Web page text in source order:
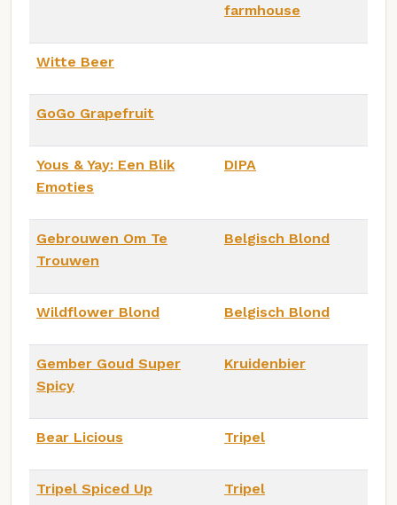
farmhouse
Witte Beer
GoGo Grapefruit
Yous & Yay: Een Blik
Emoties
DIPA
Gebrouwen Om Te
Trouwen
Belgisch Blond
Wildflower Blond Belgisch Blond
Gember Goud Super
Spicy
Kruidenbier
Bear Licious Tripel
Tripel Spiced Up Tripel